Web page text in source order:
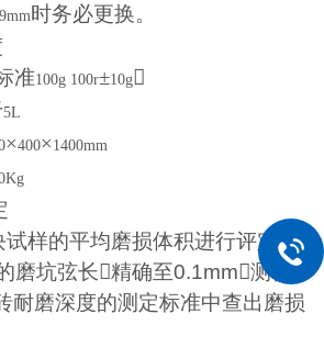
时务必更换。
准100g 100r±10g
5L
×400× 1400mm
试样的平均磨损体积进行评定。
磨坑弦长精确至0.1mm测得
耐磨深度的测定标准中查出磨损